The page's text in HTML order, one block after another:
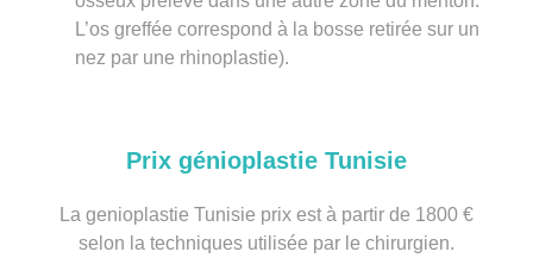
L’os greffée correspond à la bosse retirée sur un
nez par une rhinoplastie).
Prix génioplastie Tunisie​
La genioplastie Tunisie prix est à partir de 1800 €
selon la techniques utilisée par le chirurgien.